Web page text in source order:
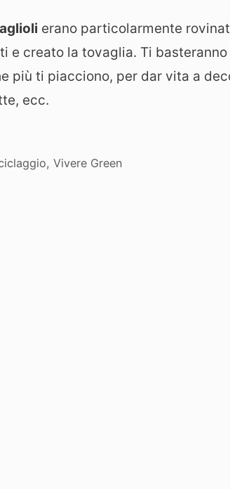
erano particolarmente
e creato la tovaglia. Ti
più ti piacciono, per dar vita a
ecc.
, Vivere Green